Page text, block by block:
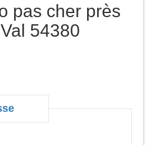
pas cher près
54380